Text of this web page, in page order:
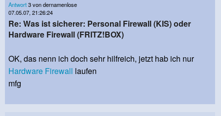
Antwort3 von dernamenlose
07.05.07, 21:26:24
Re: Was ist sicherer: Personal Firewall (KIS) oder
Hardware Firewall (FRITZ!BOX)
OK, das nenn ich doch sehr hilfreich, jetzt hab ich nur
Hardware Firewall laufen
mfg